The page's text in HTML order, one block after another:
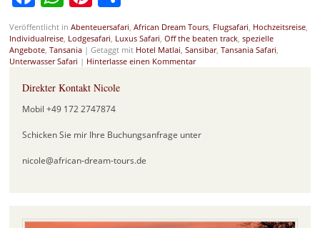
Veröffentlicht in Abenteuersafari African Dream Tours, Flugsafari Hochzeitsreise,
Individualreise, Lodgesafari Luxus Safari Off the beaten track, spezielle
Angebote, Tansania | Getaggt mit Hotel Matlai Sansibar, Tansania Safari
Unterwasser Safari | Hinterlasse einen Kommentar
Direkter Kontakt Nicole
Mobil +49 172 2747874
Schicken Sie mir Ihre Buchungsanfrage unter
nicole@african-dream-tours.de